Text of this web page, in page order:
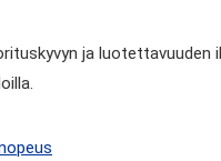
ja